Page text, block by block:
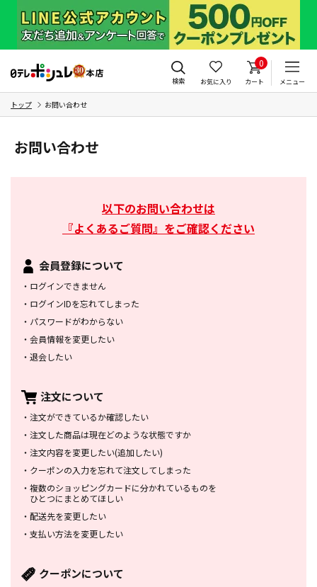
検索 お気に入り
0
カート メニュー
トップ お問い合わせ
お問い合わせ
以下のお問い合わせは
『よくあるご質問』をご確認ください
会員登録について
・ ログインできません
・ ログインIDを忘れてしまった
・ パスワードがわからない
・ 会員情報を変更したい
・ 退会したい
注文について
・ 注文ができているか確認したい
・ 注文した商品は現在どのような状態ですか
・ 注文内容を変更したい(追加したい)
・ クーポンの入力を忘れて注文してしまった
・ 複数のショッピングカードに分かれているものを
ひとつにまとめてほしい
・ 配送先を変更したい
・ 支払い方法を変更したい
クーポンについて